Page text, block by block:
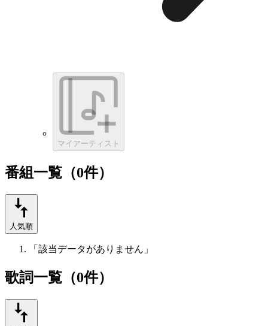
マイアーティスト
番組一覧（0件）
人気順
「該当データがありません」
歌詞一覧（0件）